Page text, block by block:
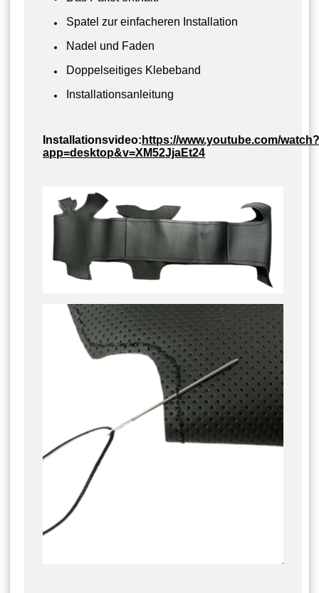
Spatel zur einfacheren Installation
Nadel und Faden
Doppelseitiges Klebeband
Installationsanleitung
Installationsvideo: https://www.youtube.com/watch?
app=desktop&v=XM52JjaEt24